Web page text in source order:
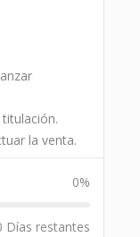
PROPERTY
del
empresa
titulación.
la venta.
0%
Días restantes